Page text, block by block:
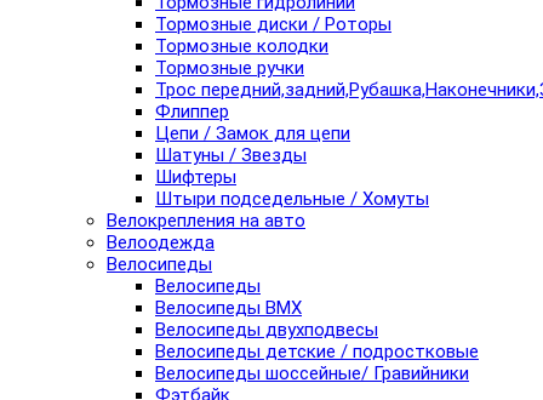
Тормозные диски / Роторы
Тормозные колодки
Тормозные ручки
Трос
Флиппер
Цепи / Замок для цепи
Шатуны / Звезды
Шифтеры
Штыри подседельные / Хомуты
Велокрепления на авто
Велоодежда
Велосипеды
Велосипеды
Велосипеды BMX
Велосипеды двухподвесы
Велосипеды детские / подростковые
Велосипеды шоссейные/ Гравийники
Фэтбайк